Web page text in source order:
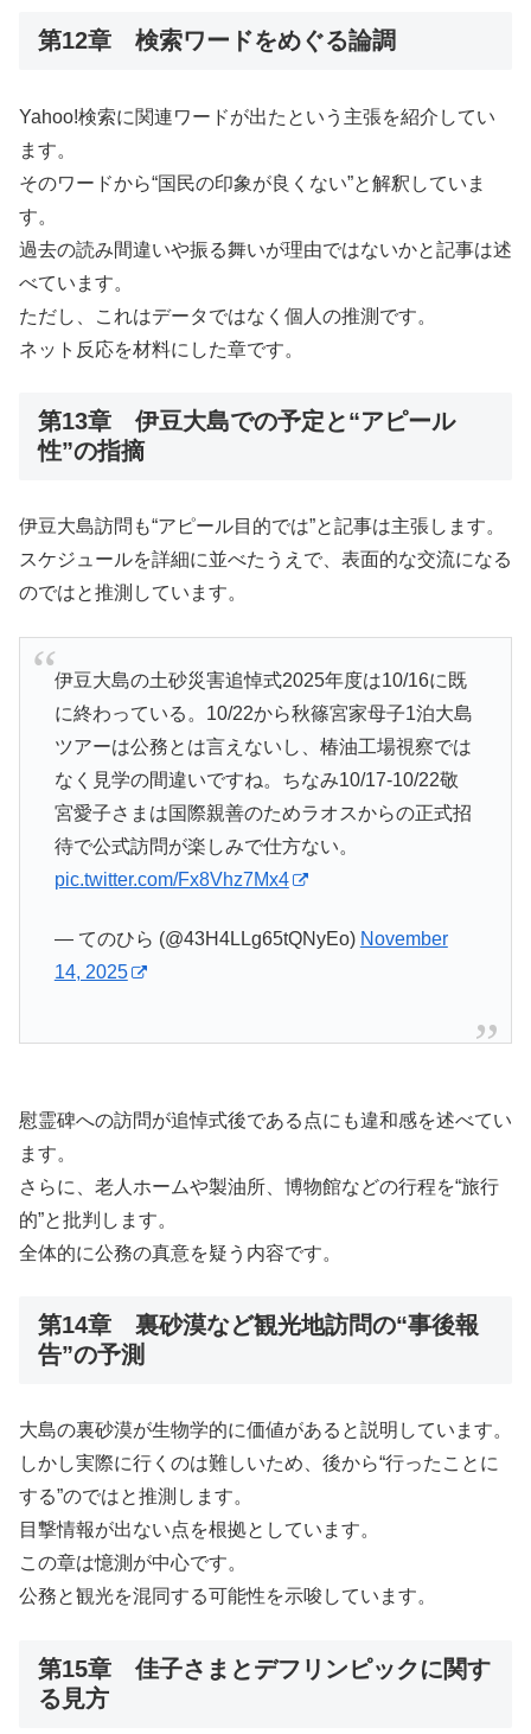
第12章 検索ワードをめぐる論調
Yahoo!検索に関連ワードが出たという主張を紹介してい
ます。
そのワードから“国民の印象が良くない”と解釈していま
す。
過去の読み間違いや振る舞いが理由ではないかと記事は述
べています。
ただし、これはデータではなく個人の推測です。
ネット反応を材料にした章です。
第13章 伊豆大島での予定と“アピール
性”の指摘
伊豆大島訪問も“アピール目的では”と記事は主張します。
スケジュールを詳細に並べたうえで、表面的な交流になる
のではと推測しています。
伊豆大島の土砂災害追悼式2025年度は10/16に既
に終わっている。10/22から秋篠宮家母子1泊大島
ツアーは公務とは言えないし、椿油工場視察では
なく見学の間違いですね。ちなみ10/17-10/22敬
宮愛子さまは国際親善のためラオスからの正式招
待で公式訪問が楽しみで仕方ない。
pic.twitter.com/Fx8Vhz7Mx4
— てのひら (@43H4LLg65tQNyEo) November
14, 2025
慰霊碑への訪問が追悼式後である点にも違和感を述べてい
ます。
さらに、老人ホームや製油所、博物館などの行程を“旅行
的”と批判します。
全体的に公務の真意を疑う内容です。
第14章 裏砂漠など観光地訪問の“事後報
告”の予測
大島の裏砂漠が生物学的に価値があると説明しています。
しかし実際に行くのは難しいため、後から“行ったことに
する”のではと推測します。
目撃情報が出ない点を根拠としています。
この章は憶測が中心です。
公務と観光を混同する可能性を示唆しています。
第15章 佳子さまとデフリンピックに関す
る見方